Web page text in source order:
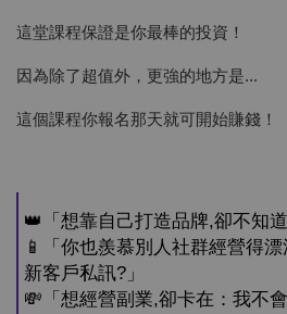
這堂課程保證是你最棒的投資！
因為除了超值外，更強的地方是...
這個課程你報名那天就可開始賺錢！
👑「想靠自己打造品牌,卻不知道
📱「你也羨慕別人社群經營得
新客戶私訊?」
💸「想經營副業,卻卡在：我不